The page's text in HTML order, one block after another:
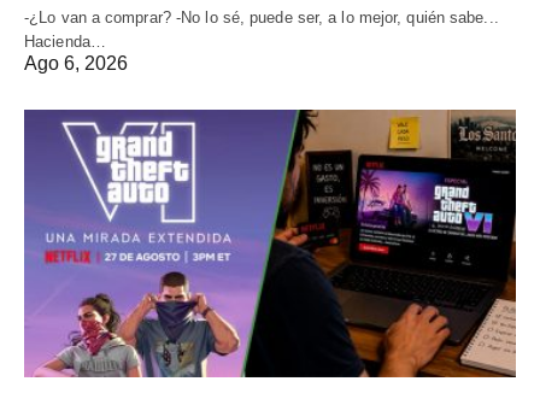
-¿Lo van a comprar? -No lo sé, puede ser, a lo mejor, quién sabe...
Hacienda…
Ago 6, 2026